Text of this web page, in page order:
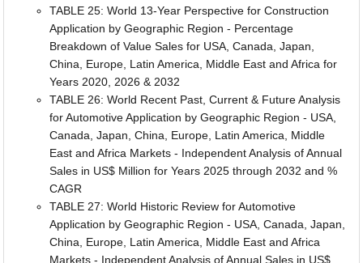
TABLE 25: World 13-Year Perspective for Construction
Application by Geographic Region - Percentage
Breakdown of Value Sales for USA, Canada, Japan,
China, Europe, Latin America, Middle East and Africa for
Years 2020, 2026 & 2032
TABLE 26: World Recent Past, Current & Future Analysis
for Automotive Application by Geographic Region - USA,
Canada, Japan, China, Europe, Latin America, Middle
East and Africa Markets - Independent Analysis of Annual
Sales in US$ Million for Years 2025 through 2032 and %
CAGR
TABLE 27: World Historic Review for Automotive
Application by Geographic Region - USA, Canada, Japan,
China, Europe, Latin America, Middle East and Africa
Markets - Independent Analysis of Annual Sales in US$